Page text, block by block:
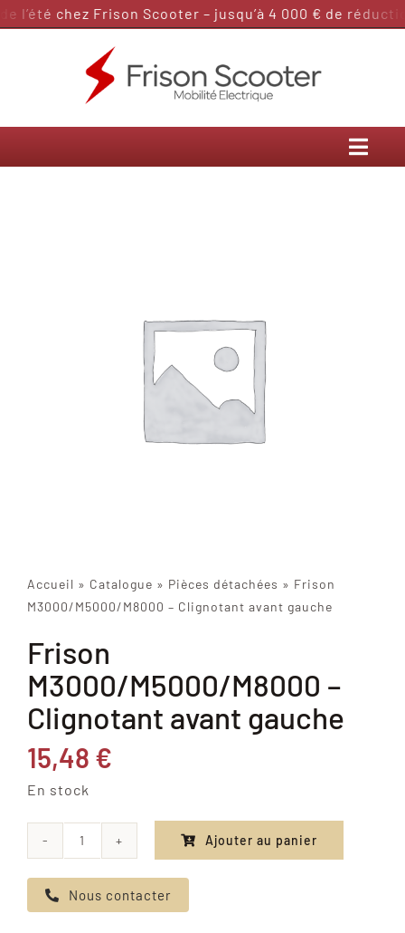
Passer
l’été chez Frison Scooter – jusqu’à 4 000 € de
Accueil » Catalogue » Pièces détachées » Frison
M3000/M5000/M8000 – Clignotant avant gauche
Frison
M3000/M5000/M8000 –
Clignotant avant gauche
15,48 €
En stock
de
Frison
Ajouter au panier
Nous contacter